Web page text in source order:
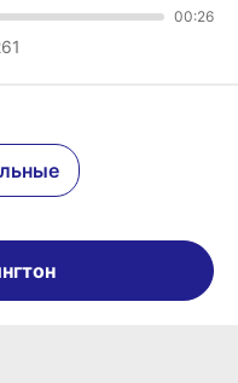
00:26